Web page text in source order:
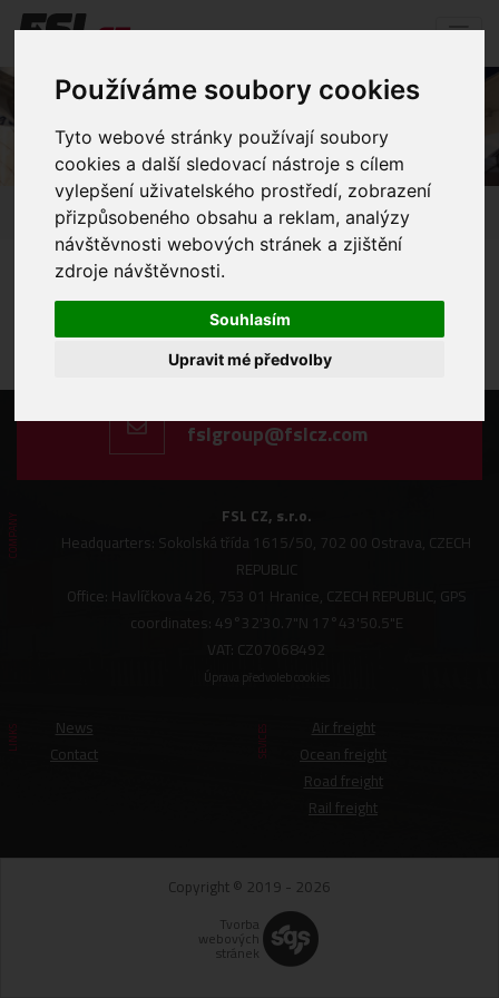
Používáme soubory cookies
Tyto webové stránky používají soubory
cookies a další sledovací nástroje s cílem
vylepšení uživatelského prostředí, zobrazení
přizpůsobeného obsahu a reklam, analýzy
návštěvnosti webových stránek a zjištění
zdroje návštěvnosti.
Souhlasím
Upravit mé předvolby
Temperature controlled shipments
Freight
Road freight
Temperature controlled shipments
Call us
+420 606 198 477
fslgroup@fslcz.com
COMPANY
FSL CZ, s.r.o.
Headquarters: Sokolská třída 1615/50, 702 00 Ostrava, CZECH
REPUBLIC
Office: Havlíčkova 426, 753 01 Hranice, CZECH REPUBLIC, GPS
coordinates: 49°32'30.7"N 17°43'50.5"E
VAT: CZ07068492
Úprava předvoleb cookies
LINKS
News
Contact
SEVICES
Air freight
Ocean freight
Road freight
Rail freight
Copyright © 2019 - 2026
Tvorba
webových
stránek